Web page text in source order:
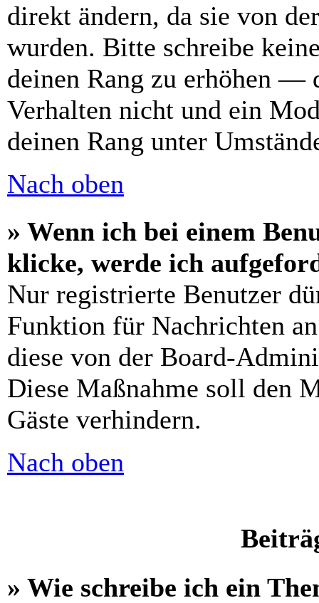
direkt ändern, da sie von
wurden. Bitte schreibe
deinen Rang zu erhöhen —
Verhalten nicht und ein
deinen Rang unter
Nach oben
» Wenn ich bei einem
klicke, werde ich
Nur registrierte Benutzer
Funktion für Nachrichten
diese von der Board-
Diese Maßnahme soll den
Gäste verhindern.
Nach oben
» Wie schreibe ich ein